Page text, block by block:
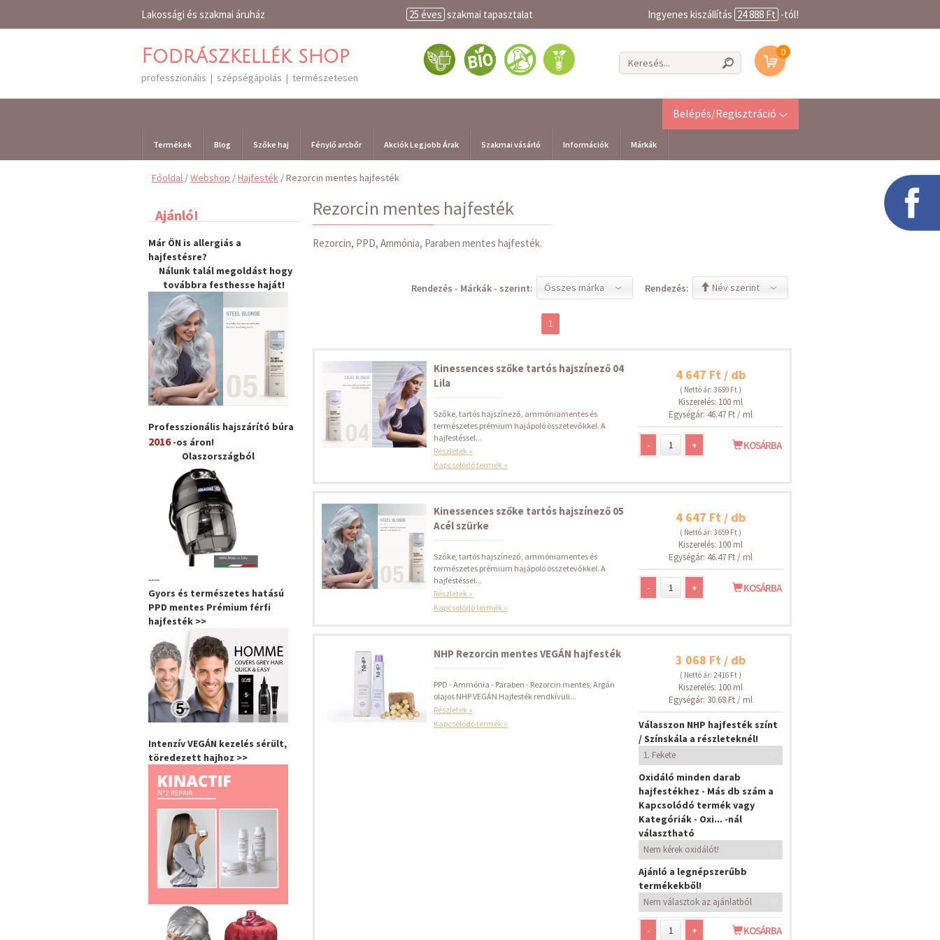
Lakossági és szakmai áruház 25 éves szakmai tapasztalat Ingyenes kiszállítás 24 888 Ft -tól!
Fodrászkellék shop
professzionális | szépségápolás | természetesen
0
Belépés/Regisztráció
Termékek Blog Szőke haj Fénylő arcbőr Akciók Legjobb Árak Szakmai vásárló Információk Márkák
Főoldal /Webshop /Hajfesték / Rezorcin mentes hajfesték
Rezorcin mentes hajfesték
Rezorcin, PPD, Ammónia, Paraben mentes hajfesték.
Név szerint
Rendezés:
Összes márka
Rendezés - Márkák - szerint:
1
Kinessences szőke tartós hajszínező 04
Lila
Szőke, tartós hajszínező, ammóniamentes és
természetes prémium hajápoló összetevőkkel. A
hajfestéssel...
Részletek »
Kapcsolódó termék »
4 647 Ft / db
( Nettó ár: 3 659 Ft )
Kiszerelés: 100 ml
Egységár: 46.47 Ft / ml
- + KOSÁRBA
Kinessences szőke tartós hajszínező 05
Acél szürke
Szőke, tartós hajszínező, ammóniamentes és
természetes prémium hajápoló összetevőkkel. A
hajfestéssel...
Részletek »
Kapcsolódó termék »
4 647 Ft / db
( Nettó ár: 3 659 Ft )
Kiszerelés: 100 ml
Egységár: 46.47 Ft / ml
- + KOSÁRBA
NHP Rezorcin mentes VEGÁN hajfesték
PPD - Ammónia - Paraben - Rezorcin mentes, Argán
olajos NHP VEGÁN Hajfesték rendkívüli...
Részletek »
Kapcsolódó termék »
3 068 Ft / db
( Nettó ár: 2 416 Ft )
Kiszerelés: 100 ml
Egységár: 30.68 Ft / ml
Válasszon NHP hajfesték színt
/ Színskála a részleteknél!
Oxidáló minden darab
hajfestékhez - Más db szám a
Kapcsolódó termék vagy
Kategóriák - Oxi... -nál
választható
Ajánló a legnépszerűbb
termékekből!
- + KOSÁRBA
Ajánló!
Már ÖN is allergiás a
hajfestésre?
Nálunk talál megoldást hogy
továbbra festhesse haját!
Professzionális hajszárító búra
2016-os áron!
Olaszországból
----
Gyors és természetes hatású
PPD mentes Prémium férfi
hajfesték >>
Intenzív VEGÁN kezelés sérült,
töredezett hajhoz >>